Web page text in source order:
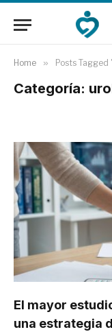
Home » Posts
Categoría:
El mayor
una estrategia